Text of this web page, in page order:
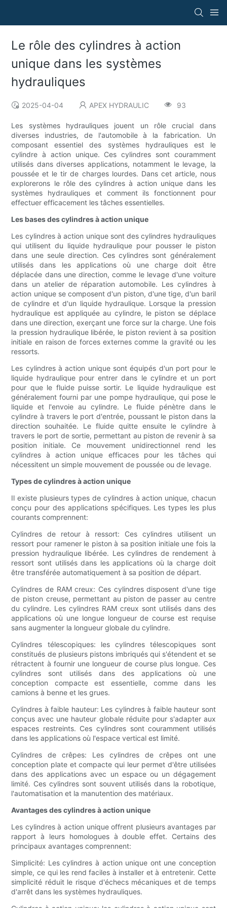
Le rôle des cylindres à action
unique dans les systèmes
hydrauliques
2025-04-04 APEX HYDRAULIC 93
Les systèmes hydrauliques jouent un rôle crucial dans
diverses industries, de l'automobile à la fabrication. Un
composant essentiel des systèmes hydrauliques est le
cylindre à action unique. Ces cylindres sont couramment
utilisés dans diverses applications, notamment le levage, la
poussée et le tir de charges lourdes. Dans cet article, nous
explorerons le rôle des cylindres à action unique dans les
systèmes hydrauliques et comment ils fonctionnent pour
effectuer efficacement les tâches essentielles.
Les bases des cylindres à action unique
Les cylindres à action unique sont des cylindres hydrauliques
qui utilisent du liquide hydraulique pour pousser le piston
dans une seule direction. Ces cylindres sont généralement
utilisés dans les applications où une charge doit être
déplacée dans une direction, comme le levage d'une voiture
dans un atelier de réparation automobile. Les cylindres à
action unique se composent d'un piston, d'une tige, d'un baril
de cylindre et d'un liquide hydraulique. Lorsque la pression
hydraulique est appliquée au cylindre, le piston se déplace
dans une direction, exerçant une force sur la charge. Une fois
la pression hydraulique libérée, le piston revient à sa position
initiale en raison de forces externes comme la gravité ou les
ressorts.
Les cylindres à action unique sont équipés d'un port pour le
liquide hydraulique pour entrer dans le cylindre et un port
pour que le fluide puisse sortir. Le liquide hydraulique est
généralement fourni par une pompe hydraulique, qui pose le
liquide et l'envoie au cylindre. Le fluide pénètre dans le
cylindre à travers le port d'entrée, poussant le piston dans la
direction souhaitée. Le fluide quitte ensuite le cylindre à
travers le port de sortie, permettant au piston de revenir à sa
position initiale. Ce mouvement unidirectionnel rend les
cylindres à action unique efficaces pour les tâches qui
nécessitent un simple mouvement de poussée ou de levage.
Types de cylindres à action unique
Il existe plusieurs types de cylindres à action unique, chacun
conçu pour des applications spécifiques. Les types les plus
courants comprennent:
Cylindres de retour à ressort: Ces cylindres utilisent un
ressort pour ramener le piston à sa position initiale une fois la
pression hydraulique libérée. Les cylindres de rendement à
ressort sont utilisés dans les applications où la charge doit
être transférée automatiquement à sa position de départ.
Cylindres de RAM creux: Ces cylindres disposent d'une tige
de piston creuse, permettant au piston de passer au centre
du cylindre. Les cylindres RAM creux sont utilisés dans des
applications où une longue longueur de course est requise
sans augmenter la longueur globale du cylindre.
Cylindres télescopiques: les cylindres télescopiques sont
constitués de plusieurs pistons imbriqués qui s'étendent et se
rétractent à fournir une longueur de course plus longue. Ces
cylindres sont utilisés dans des applications où une
conception compacte est essentielle, comme dans les
camions à benne et les grues.
Cylindres à faible hauteur: Les cylindres à faible hauteur sont
conçus avec une hauteur globale réduite pour s'adapter aux
espaces restreints. Ces cylindres sont couramment utilisés
dans les applications où l'espace vertical est limité.
Cylindres de crêpes: Les cylindres de crêpes ont une
conception plate et compacte qui leur permet d'être utilisées
dans des applications avec un espace ou un dégagement
limité. Ces cylindres sont souvent utilisés dans la robotique,
l'automatisation et la manutention des matériaux.
Avantages des cylindres à action unique
Les cylindres à action unique offrent plusieurs avantages par
rapport à leurs homologues à double effet. Certains des
principaux avantages comprennent:
Simplicité: Les cylindres à action unique ont une conception
simple, ce qui les rend faciles à installer et à entretenir. Cette
simplicité réduit le risque d'échecs mécaniques et de temps
d'arrêt dans les systèmes hydrauliques.